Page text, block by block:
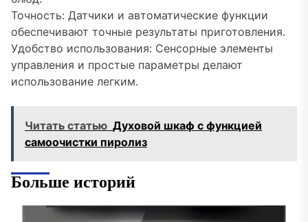
Точность: Датчики и автоматические функции
обеспечивают точные результаты приготовления.
Удобство использования: Сенсорные элементы
управления и простые параметры делают
использование легким.
Читать статью Духовой шкаф с функцией
самоочистки пиролиз
Больше историй